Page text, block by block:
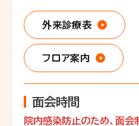
外来診療表
フロア案内
面会時間
院内感染防止のため、面会